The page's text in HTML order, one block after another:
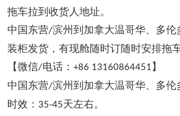
拖车拉到收货人地址。
中国东营/滨州到加拿大温哥华、多伦
装柜发货，有现舱随时订随时安排拖
【微信/电话： +86 13160864451 】
中国东营/滨州到加拿大温哥华、多伦
时效： 35-45天左右。